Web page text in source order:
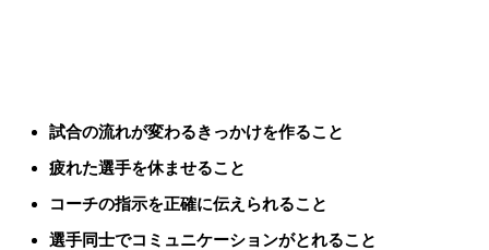
試合の流れが変わるきっかけを作ること
疲れた選手を休ませること
コーチの指示を正確に伝えられること
選手同士でコミュニケーションがとれること